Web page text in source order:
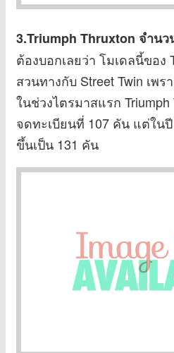
3.Triumph Thruxton จำนว
ต้องบอกเลยว่า โมเดลนี้ของ
สวนทางกับ Street Twin เพ
ในช่วงไตรมาสแรก
จดทะเบียนที่ 107 คัน แต่ใน
ขึ้นเป็น 131 คัน